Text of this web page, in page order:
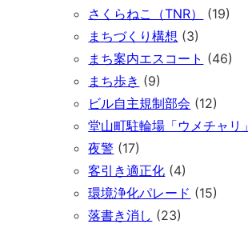
さくらねこ（TNR）
(19)
まちづくり構想 (3)
まち案内エスコート (46)
まち歩き (9)
ビル自主規制部会 (12)
堂山町駐輪場「ウメチャリ」
夜警 (17)
客引き適正化 (4)
環境浄化パレード (15)
落書き消し (23)